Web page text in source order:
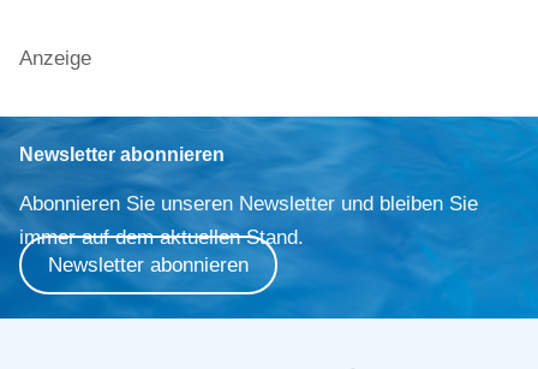
Anzeige
Newsletter abonnieren
Abonnieren Sie unseren Newsletter und bleiben Sie
immer auf dem aktuellen Stand.
Newsletter abonnieren